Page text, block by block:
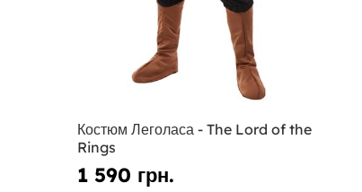
Костюм Леголаса - The Lord of the
Rings
1 590 грн.